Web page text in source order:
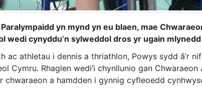
Paralympaidd yn mynd yn eu blaen, mae
wedi cynyddu’n sylweddol dros yr ugain
ac athletau i dennis a thriathlon, Powys sydd â’r
Cymru. Rhaglen wedi’i chynllunio gan
chwaraeon a hamdden i gynnig cyfleoedd